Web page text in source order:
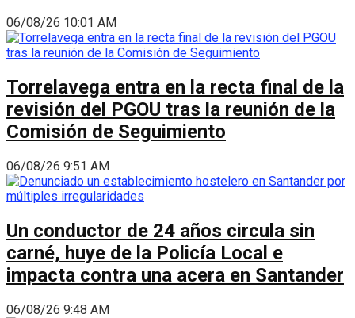
06/08/26 10:01 AM
Torrelavega entra en la recta final de la
revisión del PGOU tras la reunión de la
Comisión de Seguimiento
06/08/26 9:51 AM
Un conductor de 24 años circula sin
carné, huye de la Policía Local e
impacta contra una acera en Santander
06/08/26 9:48 AM